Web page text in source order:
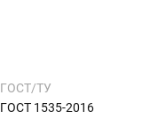
ГОСТ/ТУ
ГОСТ 1535-2016